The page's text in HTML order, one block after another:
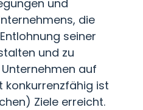
und
die
seiner
und zu
auf
ist
Ziele erreicht.